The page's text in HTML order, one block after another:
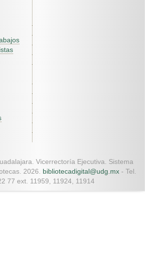
Vicerrectoría Ejecutiva. Sistema
2026. bibliotecadigital@udg.mx - Tel.
77 ext. 11959, 11924, 11914